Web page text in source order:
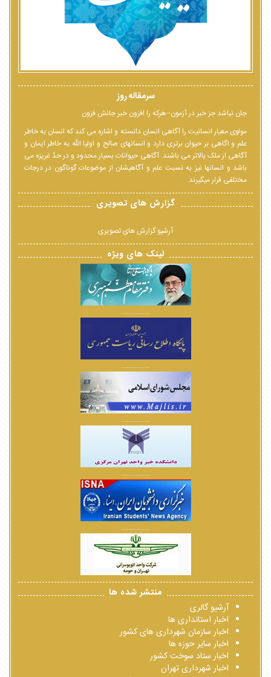
سرمقاله روز
جان نباشد جز خبر در آزمون--هرکه را افزون خبر جانش فزون
مولوی معیار انسانیت را آگاهی انسان دانسته و اشاره می کند که انسان به خاطر
علم و اگاهی بر حیوان برتری دارد و انسانهای صالح و اولیا الله به خاطر ایمان و
آگاهی از ملک بالاتر می باشند. آگاهی حیوانات بسیار محدود و در حدّ غریزه می
باشد و انسانها نیز به نسبت علم و آگاهیشان از موضوعات گوناگون در درجات
مختلفی قرار میگیرند.
گزارش های تصویری
آرشیو گزارش های تصویری
لینک های ویژه
................
................
................
................
................
منتشر شده ها
آرشیو گالری
اخبار استانداری ها
اخبار سازمان شهرداری های کشور
اخبار سایر حوزه ها
اخبار ستاد سوخت کشور
اخبار شهرداری تهران